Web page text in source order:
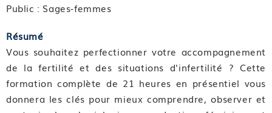
Public : Sages-femmes
Résumé
Vous souhaitez perfectionner votre accompagnement
de la fertilité et des situations d'infertilité ? Cette
formation complète de 21 heures en présentiel vous
donnera les clés pour mieux comprendre, observer et